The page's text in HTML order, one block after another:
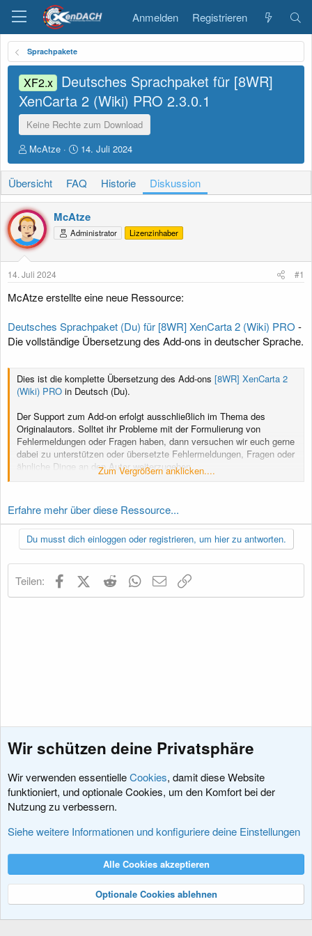
Anmelden Registrieren
Sprachpakete
XF2.x Deutsches Sprachpaket für [8WR]
XenCarta 2 (Wiki) PRO 2.3.0.1
Keine Rechte zum Download
E
r
s
t
e
l
l
e
r
McAtze
E
r
s
t
e
l
t
m
14. Juli 2024
Übersicht FAQ Historie Diskussion
McAtze
Administrator Lizenzinhaber
14. Juli 2024 #1
McAtze erstellte eine neue Ressource:
Deutsches Sprachpaket (Du) für [8WR] XenCarta 2 (Wiki) PRO -
Die vollständige Übersetzung des Add-ons in deutscher Sprache.
Dies ist die komplette Übersetzung des Add-ons [8WR] XenCarta 2
(Wiki) PRO in Deutsch (Du).
Der Support zum Add-on erfolgt ausschließlich im Thema des
Originalautors. Solltet ihr Probleme mit der Formulierung von
Fehlermeldungen oder Fragen haben, dann versuchen wir euch gerne
dabei zu unterstützen oder übersetzte Fehlermeldungen, Fragen oder
ähnliche Dinge an den Autor weiterzugeben.
Zum Vergrößern anklicken....
Erfahre mehr über diese Ressource...
Du musst dich einloggen oder registrieren, um hier zu antworten.
Teilen: FacebookX (Twitter)
Reddit WhatsApp
E-Mail
Sprachpakete
Nutzungsbedingungen Datenschutz
R
Community platform by XenForo® © 2010-2024 XenForo Ltd.
Wir schützen deine Privatsphäre
Wir verwenden essentielleCookies, damit diese Website
funktioniert, und optionale Cookies, um den Komfort bei der
Nutzung zu verbessern.
Siehe weitere Informationen und konfiguriere deine Einstellungen
Alle Cookies akzeptieren
Optionale Cookies ablehnen